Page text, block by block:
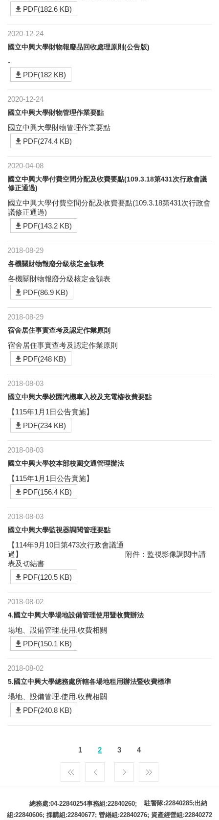
PDF(182.6 KB)
2020-12-24
國立中興大學財物報廢品回收處理原則(公告版)
-
PDF(182 KB)
2020-12-24
國立中興大學財物管理作業要點
國立中興大學財物管理作業要點
PDF(274.4 KB)
2020-04-08
國立中興大學付費空間分配及收費要點(109.3.18第431次行政會議
修正通過)
國立中興大學付費空間分配及收費要點(109.3.18第431次行政會
議修正通過)
PDF(143.2 KB)
2018-08-29
各機關財物報廢分級核定金額表
各機關財物報廢分級核定金額表
PDF(86.9 KB)
2018-08-29
宿舍居住事實查考及認定作業原則
宿舍居住事實查考及認定作業原則
PDF(248 KB)
2018-08-03
國立中興大學校園汽機車入校及充電樁收費要點
【115年1月1日公告實施】
PDF(234 KB)
2018-08-03
國立中興大學校本部校園交通管理辦法
【115年1月1日公告實施】
PDF(156.4 KB)
2018-08-03
國立中興大學監視器調閱管理要點
【114年9月10日第473次行政會議通
過】 附件：監視影像調閱申請
表及切結書
PDF(120.5 KB)
2018-08-02
4.國立中興大學場地設備管理使用暨收費辦法
場地、設備管理.使用.收費相關
PDF(150.1 KB)
2018-08-02
5.國立中興大學總務處所轄各場地租用辦法暨收費標準
場地、設備管理.使用.收費相關
PDF(240.8 KB)
1 2 3 4
總務處:04-22840254事務組:22840260;
駐警隊:22840285;出納
組:22840606; 採購組:22840677; 營繕組:22840276; 資產經營組:22840272